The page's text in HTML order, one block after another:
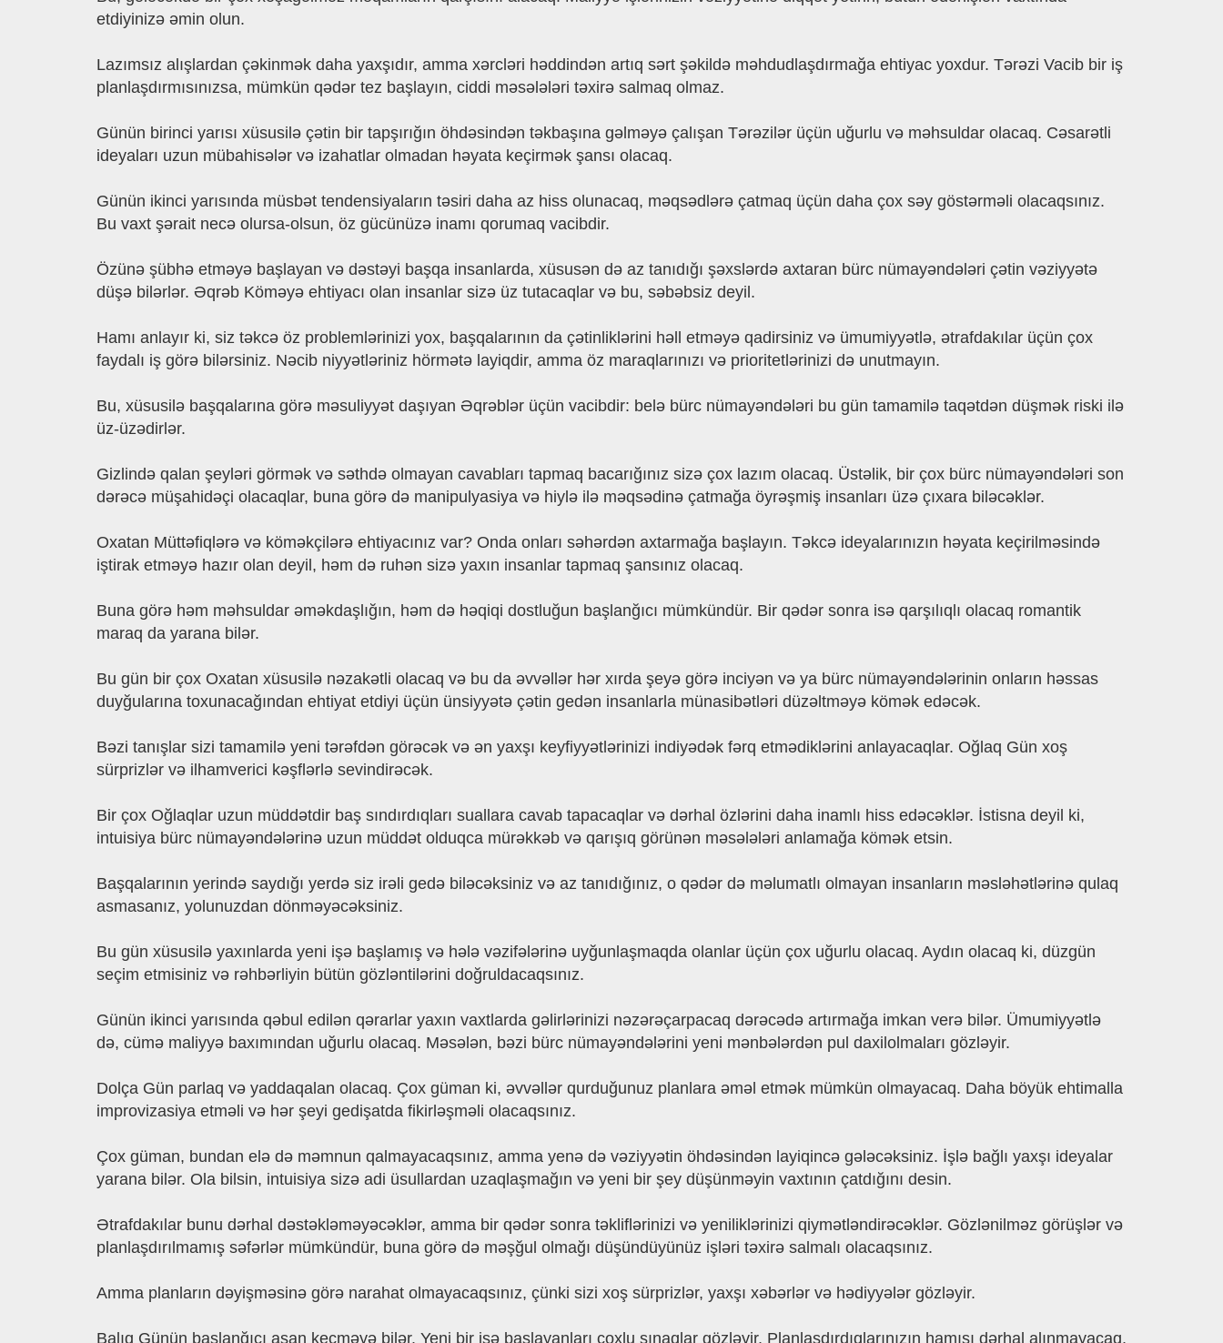
etdiyinizə əmin olun.
Lazımsız alışlardan çəkinmək daha yaxşıdır, amma xərcləri həddindən artıq sərt şəkildə məhdudlaşdırmağa ehtiyac yoxdur. Tərəzi Vacib bir iş
planlaşdırmısınızsa, mümkün qədər tez başlayın, ciddi məsələləri təxirə salmaq olmaz.
Günün birinci yarısı xüsusilə çətin bir tapşırığın öhdəsindən təkbaşına gəlməyə çalışan Tərəzilər üçün uğurlu və məhsuldar olacaq. Cəsarətli
ideyaları uzun mübahisələr və izahatlar olmadan həyata keçirmək şansı olacaq.
Günün ikinci yarısında müsbət tendensiyaların təsiri daha az hiss olunacaq, məqsədlərə çatmaq üçün daha çox səy göstərməli olacaqsınız.
Bu vaxt şərait necə olursa-olsun, öz gücünüzə inamı qorumaq vacibdir.
Özünə şübhə etməyə başlayan və dəstəyi başqa insanlarda, xüsusən də az tanıdığı şəxslərdə axtaran bürc nümayəndələri çətin vəziyyətə
düşə bilərlər. Əqrəb Köməyə ehtiyacı olan insanlar sizə üz tutacaqlar və bu, səbəbsiz deyil.
Hamı anlayır ki, siz təkcə öz problemlərinizi yox, başqalarının da çətinliklərini həll etməyə qadirsiniz və ümumiyyətlə, ətrafdakılar üçün çox
faydalı iş görə bilərsiniz. Nəcib niyyətləriniz hörmətə layiqdir, amma öz maraqlarınızı və prioritetlərinizi də unutmayın.
Bu, xüsusilə başqalarına görə məsuliyyət daşıyan Əqrəblər üçün vacibdir: belə bürc nümayəndələri bu gün tamamilə taqətdən düşmək riski ilə
üz-üzədirlər.
Gizlində qalan şeyləri görmək və səthdə olmayan cavabları tapmaq bacarığınız sizə çox lazım olacaq. Üstəlik, bir çox bürc nümayəndələri son
dərəcə müşahidəçi olacaqlar, buna görə də manipulyasiya və hiylə ilə məqsədinə çatmağa öyrəşmiş insanları üzə çıxara biləcəklər.
Oxatan Müttəfiqlərə və köməkçilərə ehtiyacınız var? Onda onları səhərdən axtarmağa başlayın. Təkcə ideyalarınızın həyata keçirilməsində
iştirak etməyə hazır olan deyil, həm də ruhən sizə yaxın insanlar tapmaq şansınız olacaq.
Buna görə həm məhsuldar əməkdaşlığın, həm də həqiqi dostluğun başlanğıcı mümkündür. Bir qədər sonra isə qarşılıqlı olacaq romantik
maraq da yarana bilər.
Bu gün bir çox Oxatan xüsusilə nəzakətli olacaq və bu da əvvəllər hər xırda şeyə görə inciyən və ya bürc nümayəndələrinin onların həssas
duyğularına toxunacağından ehtiyat etdiyi üçün ünsiyyətə çətin gedən insanlarla münasibətləri düzəltməyə kömək edəcək.
Bəzi tanışlar sizi tamamilə yeni tərəfdən görəcək və ən yaxşı keyfiyyətlərinizi indiyədək fərq etmədiklərini anlayacaqlar. Oğlaq Gün xoş
sürprizlər və ilhamverici kəşflərlə sevindirəcək.
Bir çox Oğlaqlar uzun müddətdir baş sındırdıqları suallara cavab tapacaqlar və dərhal özlərini daha inamlı hiss edəcəklər. İstisna deyil ki,
intuisiya bürc nümayəndələrinə uzun müddət olduqca mürəkkəb və qarışıq görünən məsələləri anlamağa kömək etsin.
Başqalarının yerində saydığı yerdə siz irəli gedə biləcəksiniz və az tanıdığınız, o qədər də məlumatlı olmayan insanların məsləhətlərinə qulaq
asmasanız, yolunuzdan dönməyəcəksiniz.
Bu gün xüsusilə yaxınlarda yeni işə başlamış və hələ vəzifələrinə uyğunlaşmaqda olanlar üçün çox uğurlu olacaq. Aydın olacaq ki, düzgün
seçim etmisiniz və rəhbərliyin bütün gözləntilərini doğruldacaqsınız.
Günün ikinci yarısında qəbul edilən qərarlar yaxın vaxtlarda gəlirlərinizi nəzərəçarpacaq dərəcədə artırmağa imkan verə bilər. Ümumiyyətlə
də, cümə maliyyə baxımından uğurlu olacaq. Məsələn, bəzi bürc nümayəndələrini yeni mənbələrdən pul daxilolmaları gözləyir.
Dolça Gün parlaq və yaddaqalan olacaq. Çox güman ki, əvvəllər qurduğunuz planlara əməl etmək mümkün olmayacaq. Daha böyük ehtimalla
improvizasiya etməli və hər şeyi gedişatda fikirləşməli olacaqsınız.
Çox güman, bundan elə də məmnun qalmayacaqsınız, amma yenə də vəziyyətin öhdəsindən layiqincə gələcəksiniz. İşlə bağlı yaxşı ideyalar
yarana bilər. Ola bilsin, intuisiya sizə adi üsullardan uzaqlaşmağın və yeni bir şey düşünməyin vaxtının çatdığını desin.
Ətrafdakılar bunu dərhal dəstəkləməyəcəklər, amma bir qədər sonra təkliflərinizi və yeniliklərinizi qiymətləndirəcəklər. Gözlənilməz görüşlər və
planlaşdırılmamış səfərlər mümkündür, buna görə də məşğul olmağı düşündüyünüz işləri təxirə salmalı olacaqsınız.
Amma planların dəyişməsinə görə narahat olmayacaqsınız, çünki sizi xoş sürprizlər, yaxşı xəbərlər və hədiyyələr gözləyir.
Balıq Günün başlanğıcı asan keçməyə bilər. Yeni bir işə başlayanları çoxlu sınaqlar gözləyir. Planlaşdırdıqlarınızın hamısı dərhal alınmayacaq,